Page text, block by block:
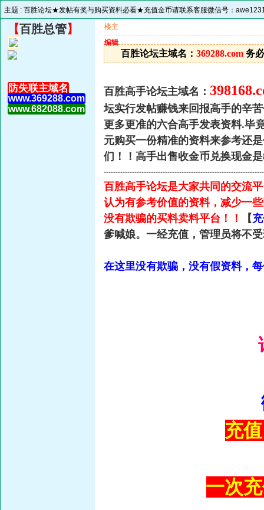
主题 : 百胜论坛★发帖有奖与购买资料必看★充值金币请联系客服微信号：
【百胜总管】
防失联主域名
www.369288.com
www.682088.com
楼主
编辑
百胜论坛主域名： 369288.com 务
百胜高手论坛主域名：
坛实行发帖赚钱来回报高手的辛
更多更准的六合高手发表资料.毕
元购买一份精准的资料来参考还
们！！高手出售收金币兑换现金
百胜高手论坛是大家共同的交流
认为有参考价值的资料，减少一
没有欺骗的买料卖料平台！！
【
爹喊娘。一经充值，管理员将不
在这里没有欺骗，没有假资料，
充
一次